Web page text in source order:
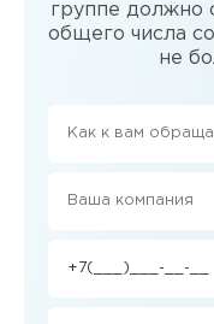
группе должно
общего числа
не